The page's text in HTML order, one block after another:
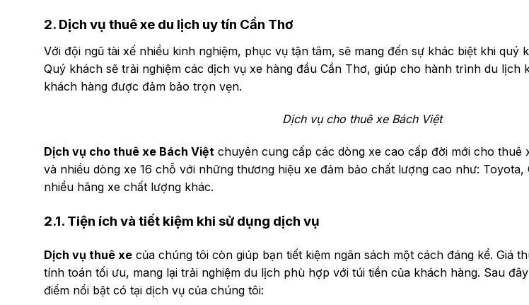
2. Dịch vụ thuê xe du lịch uy tín Cần Thơ
Với đội ngũ tài xế nhiều kinh nghiệm, phục vụ tận tâm, sẽ mang đến sự khác biệt khi quý
Quý khách sẽ trải nghiệm các dịch vụ xe hàng đầu Cần Thơ, giúp cho hành trình du lịch
khách hàng được đảm bảo trọn vẹn.
Dịch vụ cho thuê xe Bách Việt
Dịch vụ cho thuê xe Bách Việt chuyên cung cấp các dòng xe cao cấp đời mới cho
và nhiều dòng xe 16 chỗ với những thương hiệu xe đảm bảo chất lượng cao như:
nhiều hãng xe chất lượng khác.
2.1. Tiện ích và tiết kiệm khi sử dụng dịch vụ
Dịch vụ thuê xe của chúng tôi còn giúp bạn tiết kiệm ngân sách một cách đáng kể. Giá
tính toán tối ưu, mang lại trải nghiệm du lịch phù hợp với túi tiền của khách hàng. Sau
điểm nổi bật có tại dịch vụ của chúng tôi: